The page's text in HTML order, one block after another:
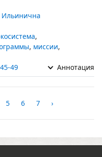
Ильинична
,
, миссии,
49 Аннотация
5 6 7 ›